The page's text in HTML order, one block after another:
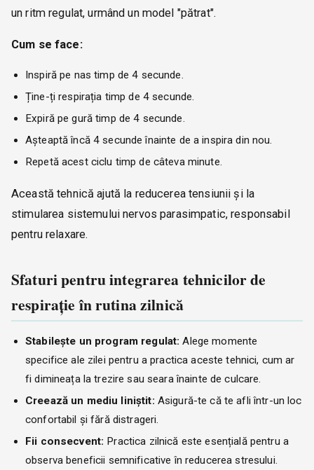
un ritm regulat, urmând un model "pătrat".
Cum se face:
Inspiră pe nas timp de 4 secunde.
Ține-ți respirația timp de 4 secunde.
Expiră pe gură timp de 4 secunde.
Așteaptă încă 4 secunde înainte de a inspira din nou.
Repetă acest ciclu timp de câteva minute.
Această tehnică ajută la reducerea tensiunii și la
stimularea sistemului nervos parasimpatic, responsabil
pentru relaxare.
Sfaturi pentru integrarea tehnicilor de
respirație în rutina zilnică
Stabilește un program regulat: Alege momente
specifice ale zilei pentru a practica aceste tehnici, cum ar
fi dimineața la trezire sau seara înainte de culcare.
Creează un mediu liniștit: Asigură-te că te afli într-un loc
confortabil și fără distrageri.
Fii consecvent: Practica zilnică este esențială pentru a
observa beneficii semnificative în reducerea stresului.